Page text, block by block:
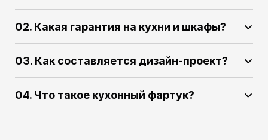
02. Какая гарантия на кухни и шкафы?
03. Как составляется дизайн-проект?
04. Что такое кухонный фартук?